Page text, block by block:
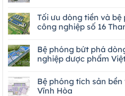
Tối ưu dòng tiền và
công nghiệp số 16
Bệ phóng bứt phá
nghiệp dược phẩm
Bệ phóng tích sản
Vĩnh Hòa